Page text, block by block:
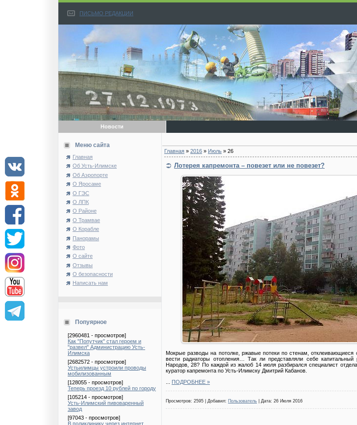
ПИСЬМО РЕДАКЦИИ
Новости
Меню сайта
Главная
Об Усть-Илимске
Об Аэропорте
О Яросаме
О ГЭС
О ЛПК
О Районе
О Трамвае
О Корабле
Панорамы
Фото
О сайте
Отзывы
О безопасности
Написать нам
Попуярное
[2960481 - просмотров]
Как "Попутчик" стал героем и
"развел" Администрацию Усть-
Илимска
[2682572 - просмотров]
Устьилимцы устроили проводы
мобилизованным
[128055 - просмотров]
Теперь проезд 10 рублей по городу
[105214 - просмотров]
Усть-Илимский пивоваренный
завод
[97043 - просмотров]
В поликлинику через интернет
Главная » 2016 » Июль » 26
Лотерея капремонта – повезет или не повезет?
Мокрые разводы на потолке, ржавые потеки по стенам,
вести радиаторы отопления… Так ли представляли себе
Народов, 28? По каждой из жалоб 14 июля разбирался специалист
куратор капремонта по Усть-Илимску Дмитрий Кабанов.
ПОДРОБНЕЕ »
Просмотров: 2595 | Добавил: Пользователь | Дата: 26 Июля 2016